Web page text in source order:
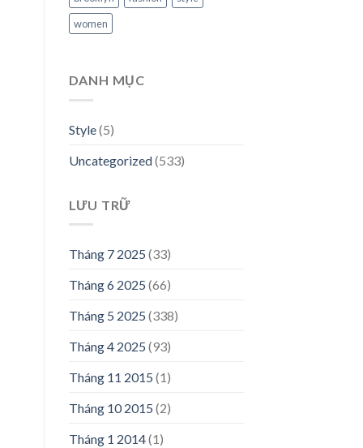
women
DANH MỤC
Style(5)
Uncategorized(533)
LƯU TRỮ
Tháng 7 2025 (33)
Tháng 6 2025 (66)
Tháng 5 2025 (338)
Tháng 4 2025 (93)
Tháng 11 2015 (1)
Tháng 10 2015 (2)
Tháng 1 2014(1)